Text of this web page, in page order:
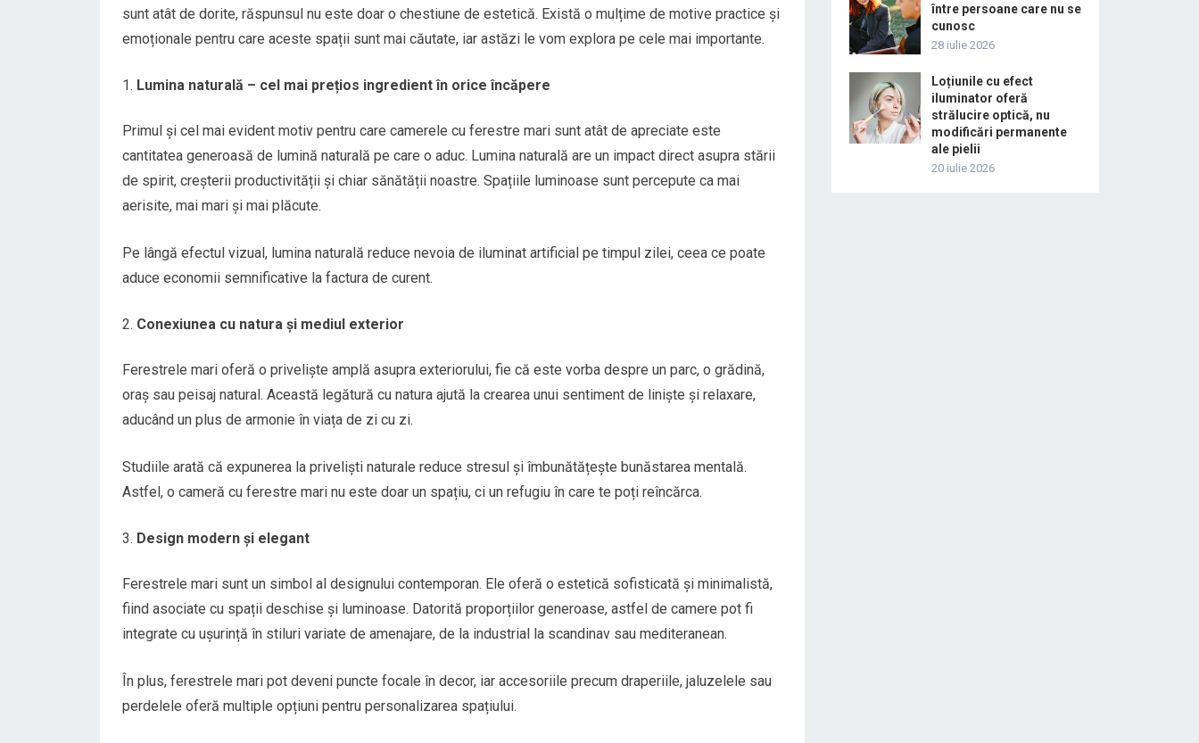
sunt atât de dorite, răspunsul nu este doar o chestiune de estetică. Există o mulțime de motive practice și
emoționale pentru care aceste spații sunt mai căutate, iar astăzi le vom explora pe cele mai importante.
Lumina naturală – cel mai prețios ingredient în orice încăpere
Primul și cel mai evident motiv pentru care camerele cu ferestre mari sunt atât de apreciate este
cantitatea generoasă de lumină naturală pe care o aduc. Lumina naturală are un impact direct asupra stării
de spirit, creșterii productivității și chiar sănătății noastre. Spațiile luminoase sunt percepute ca mai
aerisite, mai mari și mai plăcute.
Pe lângă efectul vizual, lumina naturală reduce nevoia de iluminat artificial pe timpul zilei, ceea ce poate
aduce economii semnificative la factura de curent.
Conexiunea cu natura și mediul exterior
Ferestrele mari oferă o priveliște amplă asupra exteriorului, fie că este vorba despre un parc, o grădină,
oraș sau peisaj natural. Această legătură cu natura ajută la crearea unui sentiment de liniște și relaxare,
aducând un plus de armonie în viața de zi cu zi.
Studiile arată că expunerea la priveliști naturale reduce stresul și îmbunătățește bunăstarea mentală.
Astfel, o cameră cu ferestre mari nu este doar un spațiu, ci un refugiu în care te poți reîncărca.
Design modern și elegant
Ferestrele mari sunt un simbol al designului contemporan. Ele oferă o estetică sofisticată și minimalistă,
fiind asociate cu spații deschise și luminoase. Datorită proporțiilor generoase, astfel de camere pot fi
integrate cu ușurință în stiluri variate de amenajare, de la industrial la scandinav sau mediteranean.
În plus, ferestrele mari pot deveni puncte focale în decor, iar accesoriile precum draperiile, jaluzelele sau
perdelele oferă multiple opțiuni pentru personalizarea spațiului.
între persoane care nu se
cunosc
28 iulie 2026
Loțiunile cu efect
iluminator oferă
strălucire optică, nu
modificări permanente
ale pielii
20 iulie 2026